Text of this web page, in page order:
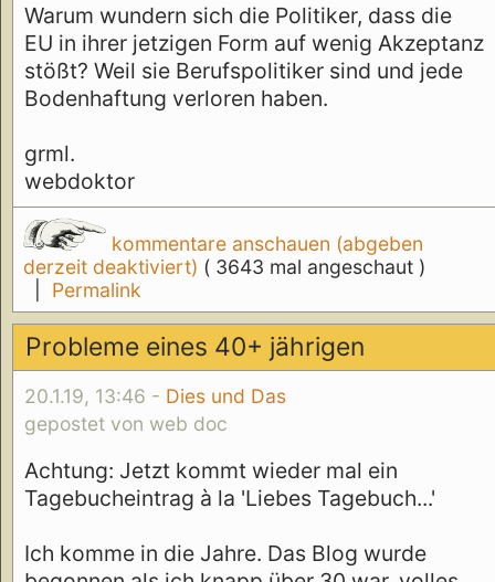
Warum wundern sich die Politiker, dass die
EU in ihrer jetzigen Form auf wenig Akzeptanz
stößt? Weil sie Berufspolitiker sind und jede
Bodenhaftung verloren haben.
grml.
webdoktor
kommentare anschauen (abgeben
derzeit deaktiviert) ( 3643 mal angeschaut )
Permalink
Probleme eines 40+ jährigen
20.1.19, 13:46 - Dies und Das
gepostet von web doc
Achtung: Jetzt kommt wieder mal ein
Tagebucheintrag à la 'Liebes Tagebuch...'
Ich komme in die Jahre. Das Blog wurde